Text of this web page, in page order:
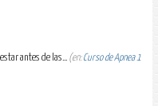
antes de las... (en:Curso de Apnea 1